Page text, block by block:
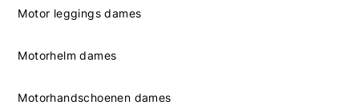
Motor leggings dames
Motorhelm dames
Motorhandschoenen dames